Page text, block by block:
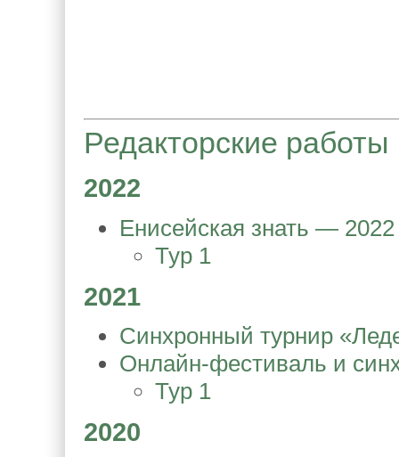
Редакторские работы
2022
Енисейская знать —
Тур 1
2021
Синхронный турнир
Онлайн-фестиваль и
Тур 1
2020